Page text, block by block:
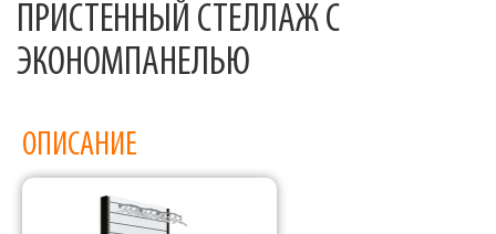
ПРИСТЕННЫЙ СТЕЛЛАЖ С
ЭКОНОМПАНЕЛЬЮ
ОПИСАНИЕ